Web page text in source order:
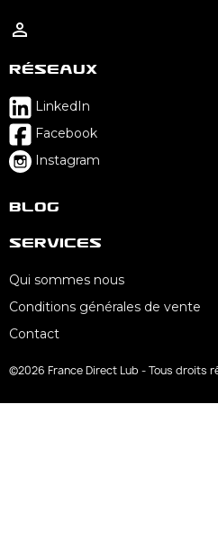

Réseaux
LinkedIn
Facebook
Instagram
Blog
Services
Qui sommes nous
Conditions générales de vente
Contact
©2026 France Direct Lub - Tous droits